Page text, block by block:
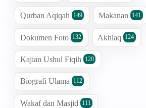
Qurban Aqiqah 149 Makanan 141
Dokumen Foto 132 Akhlaq 124
Kajian Ushul Fiqih 120
Biografi Ulama 112
Wakaf dan Masjid 111